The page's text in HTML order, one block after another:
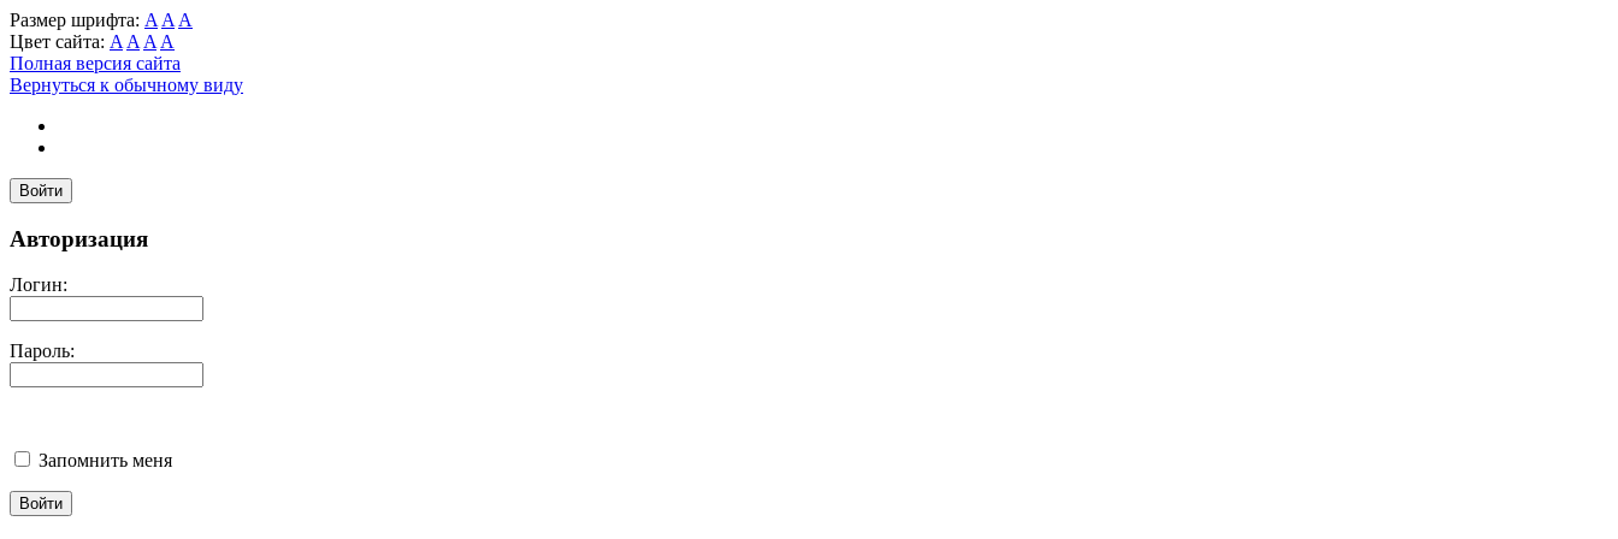
Размер шрифта: A A A
Цвет сайта: A A A A
Полная версия сайта
Вернуться к обычному виду
Войти
Авторизация
Логин:
Пароль:
Запомнить меня